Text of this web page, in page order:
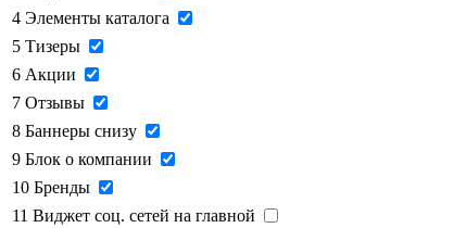
4 Элементы каталога
5 Тизеры
6 Акции
7 Отзывы
8 Баннеры снизу
9 Блок о компании
10 Бренды
11 Виджет соц. сетей на главной